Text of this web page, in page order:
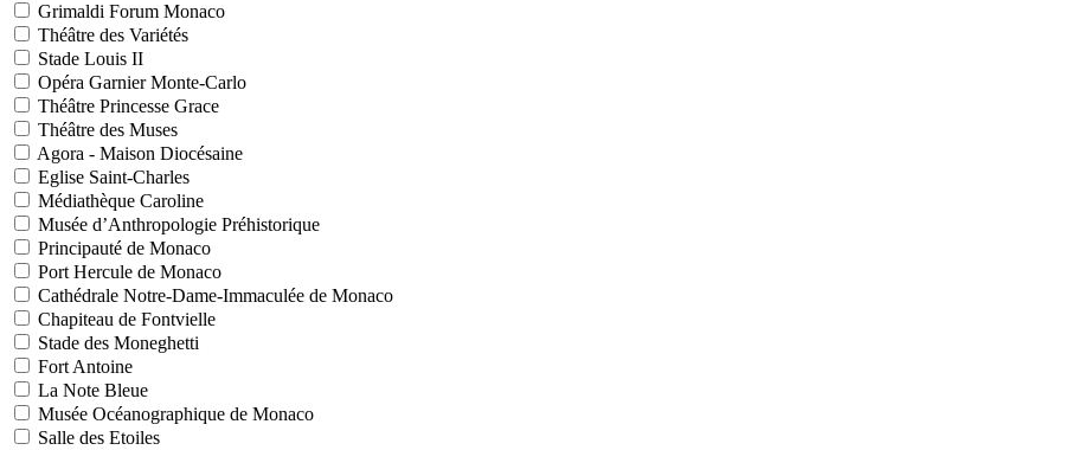
Grimaldi Forum Monaco
Théâtre des Variétés
Stade Louis II
Opéra Garnier Monte-Carlo
Théâtre Princesse Grace
Théâtre des Muses
Agora - Maison Diocésaine
Eglise Saint-Charles
Médiathèque Caroline
Musée d’Anthropologie Préhistorique
Principauté de Monaco
Port Hercule de Monaco
Cathédrale Notre-Dame-Immaculée de Monaco
Chapiteau de Fontvielle
Stade des Moneghetti
Fort Antoine
La Note Bleue
Musée Océanographique de Monaco
Salle des Etoiles